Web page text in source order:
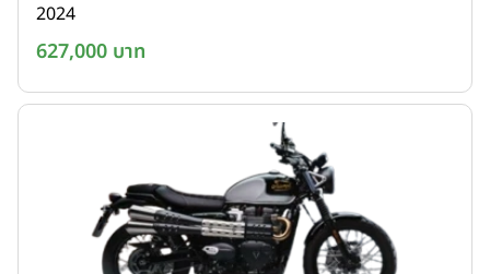
2024
627,000 บาท